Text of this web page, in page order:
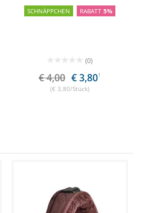
SCHNÄPPCHEN RABATT 5%
(0)
€ 4,00 € 3,801
(€ 3,80/Stück)